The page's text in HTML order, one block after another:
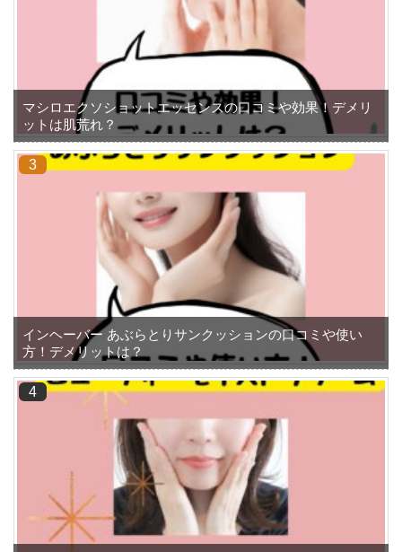
マシロエクソショットエッセンスの口コミや効果！デメリ
ットは肌荒れ？
インヘーバー あぶらとりサンクッションの口コミや使い
方！デメリットは？